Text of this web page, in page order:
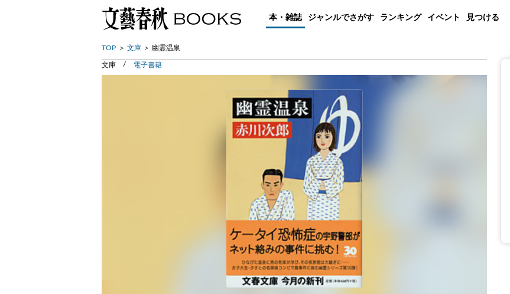
本・雑誌 ジャンルでさがす ランキング イベント 見つける
TOP 文庫 幽霊温泉
文庫 電子書籍